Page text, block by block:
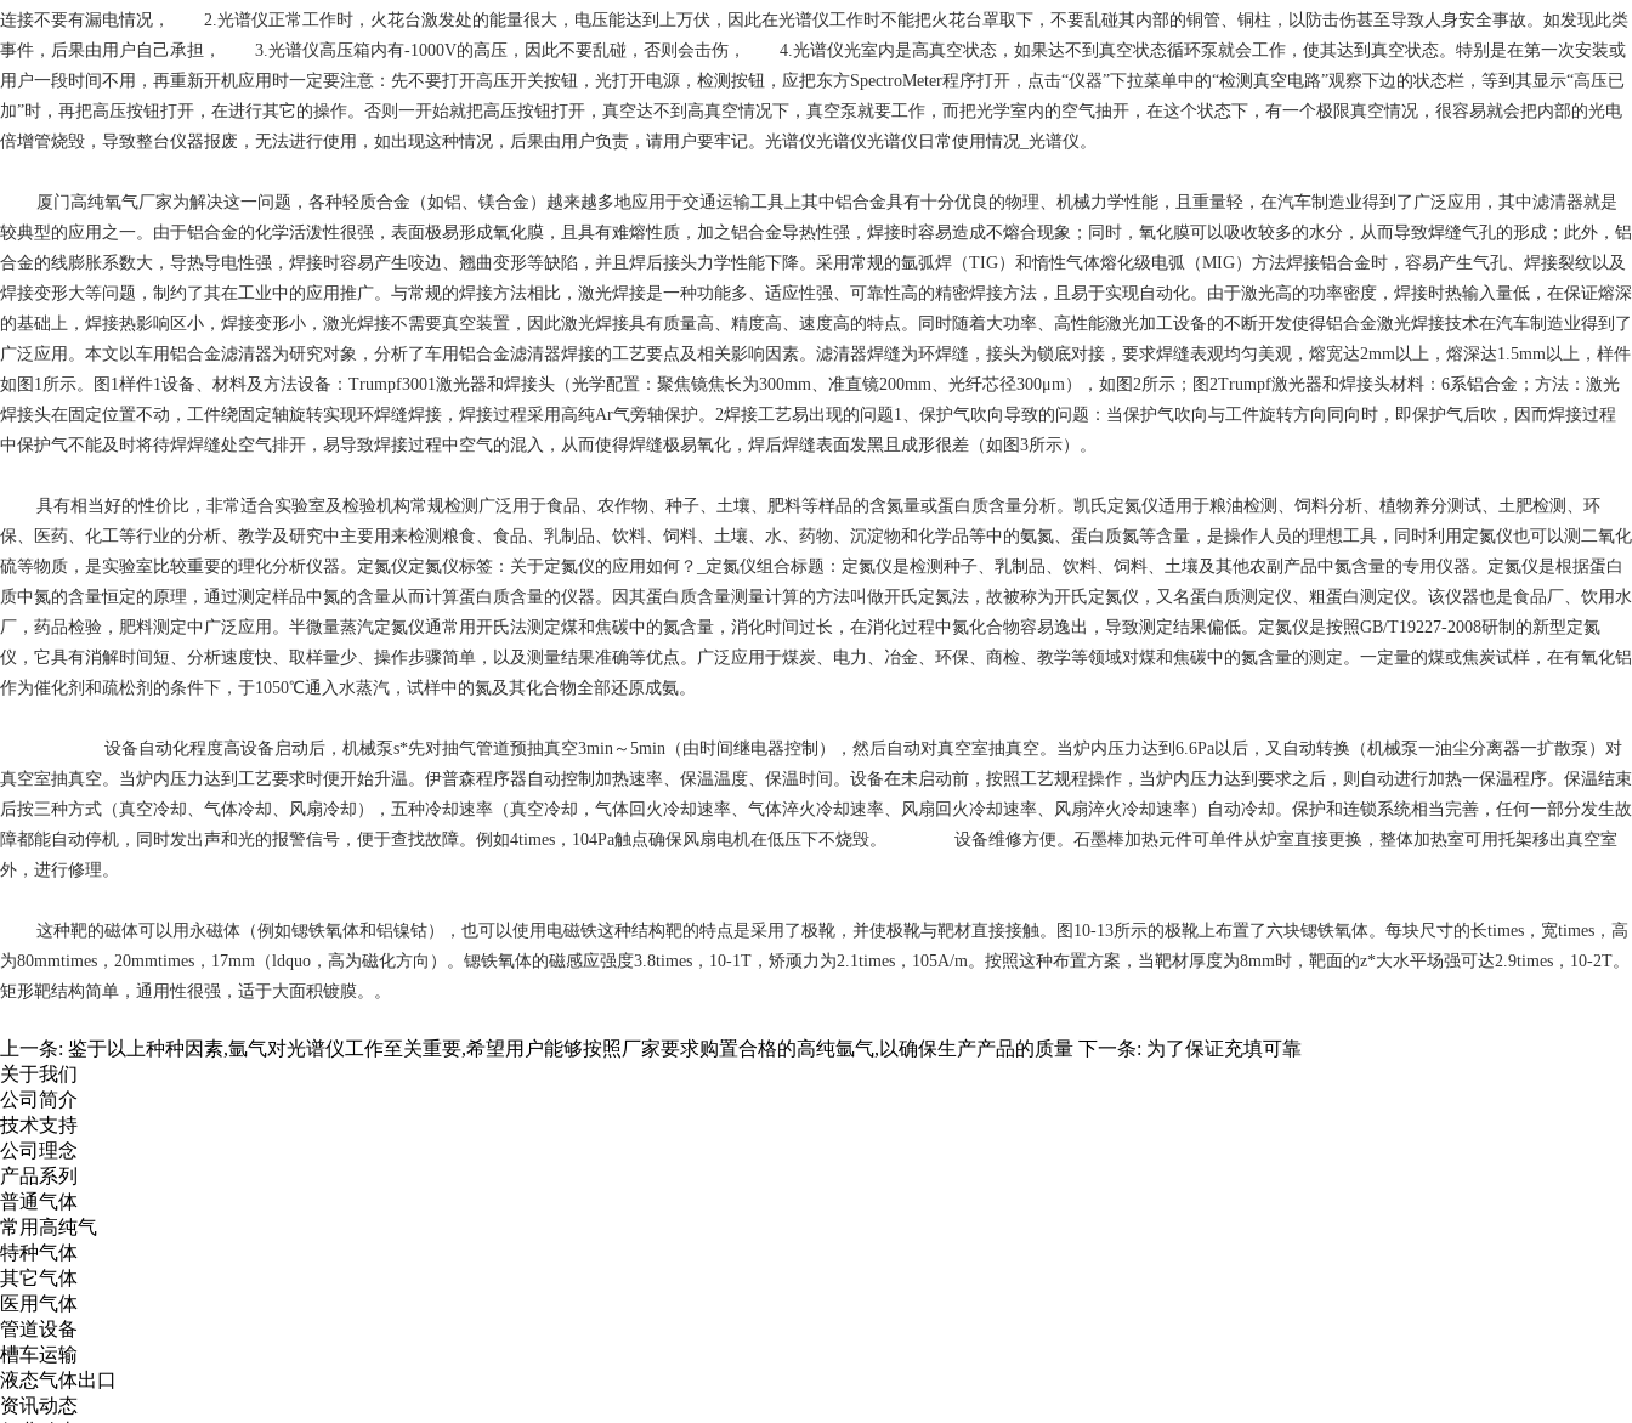
连接不要有漏电情况， 2.光谱仪正常工作时，火花台激发处的能量很大，电压能达到上万伏，因此在光谱仪工作时不能把火花台罩取下，不要乱碰其内部的铜管、铜柱，以防击伤甚至导致人身安全事故。如发现此类
事件，后果由用户自己承担， 3.光谱仪高压箱内有-1000V的高压，因此不要乱碰，否则会击伤， 4.光谱仪光室内是高真空状态，如果达不到真空状态循环泵就会工作，使其达到真空状态。特别是在第一次安装或
用户一段时间不用，再重新开机应用时一定要注意：先不要打开高压开关按钮，光打开电源，检测按钮，应把东方SpectroMeter程序打开，点击“仪器”下拉菜单中的“检测真空电路”观察下边的状态栏，等到其显示“高压已
加”时，再把高压按钮打开，在进行其它的操作。否则一开始就把高压按钮打开，真空达不到高真空情况下，真空泵就要工作，而把光学室内的空气抽开，在这个状态下，有一个极限真空情况，很容易就会把内部的光电
倍增管烧毁，导致整台仪器报废，无法进行使用，如出现这种情况，后果由用户负责，请用户要牢记。光谱仪光谱仪光谱仪日常使用情况_光谱仪。
厦门高纯氧气厂家为解决这一问题，各种轻质合金（如铝、镁合金）越来越多地应用于交通运输工具上其中铝合金具有十分优良的物理、机械力学性能，且重量轻，在汽车制造业得到了广泛应用，其中滤清器就是
较典型的应用之一。由于铝合金的化学活泼性很强，表面极易形成氧化膜，且具有难熔性质，加之铝合金导热性强，焊接时容易造成不熔合现象；同时，氧化膜可以吸收较多的水分，从而导致焊缝气孔的形成；此外，铝
合金的线膨胀系数大，导热导电性强，焊接时容易产生咬边、翘曲变形等缺陷，并且焊后接头力学性能下降。采用常规的氩弧焊（TIG）和惰性气体熔化级电弧（MIG）方法焊接铝合金时，容易产生气孔、焊接裂纹以及
焊接变形大等问题，制约了其在工业中的应用推广。与常规的焊接方法相比，激光焊接是一种功能多、适应性强、可靠性高的精密焊接方法，且易于实现自动化。由于激光高的功率密度，焊接时热输入量低，在保证熔深
的基础上，焊接热影响区小，焊接变形小，激光焊接不需要真空装置，因此激光焊接具有质量高、精度高、速度高的特点。同时随着大功率、高性能激光加工设备的不断开发使得铝合金激光焊接技术在汽车制造业得到了
广泛应用。本文以车用铝合金滤清器为研究对象，分析了车用铝合金滤清器焊接的工艺要点及相关影响因素。滤清器焊缝为环焊缝，接头为锁底对接，要求焊缝表观均匀美观，熔宽达2mm以上，熔深达1.5mm以上，样件
如图1所示。图1样件1设备、材料及方法设备：Trumpf3001激光器和焊接头（光学配置：聚焦镜焦长为300mm、准直镜200mm、光纤芯径300μm），如图2所示；图2Trumpf激光器和焊接头材料：6系铝合金；方法：激光
焊接头在固定位置不动，工件绕固定轴旋转实现环焊缝焊接，焊接过程采用高纯Ar气旁轴保护。2焊接工艺易出现的问题1、保护气吹向导致的问题：当保护气吹向与工件旋转方向同向时，即保护气后吹，因而焊接过程
中保护气不能及时将待焊焊缝处空气排开，易导致焊接过程中空气的混入，从而使得焊缝极易氧化，焊后焊缝表面发黑且成形很差（如图3所示）。
具有相当好的性价比，非常适合实验室及检验机构常规检测广泛用于食品、农作物、种子、土壤、肥料等样品的含氮量或蛋白质含量分析。凯氏定氮仪适用于粮油检测、饲料分析、植物养分测试、土肥检测、环
保、医药、化工等行业的分析、教学及研究中主要用来检测粮食、食品、乳制品、饮料、饲料、土壤、水、药物、沉淀物和化学品等中的氨氮、蛋白质氮等含量，是操作人员的理想工具，同时利用定氮仪也可以测二氧化
硫等物质，是实验室比较重要的理化分析仪器。定氮仪定氮仪标签：关于定氮仪的应用如何？_定氮仪组合标题：定氮仪是检测种子、乳制品、饮料、饲料、土壤及其他农副产品中氮含量的专用仪器。定氮仪是根据蛋白
质中氮的含量恒定的原理，通过测定样品中氮的含量从而计算蛋白质含量的仪器。因其蛋白质含量测量计算的方法叫做开氏定氮法，故被称为开氏定氮仪，又名蛋白质测定仪、粗蛋白测定仪。该仪器也是食品厂、饮用水
厂，药品检验，肥料测定中广泛应用。半微量蒸汽定氮仪通常用开氏法测定煤和焦碳中的氮含量，消化时间过长，在消化过程中氮化合物容易逸出，导致测定结果偏低。定氮仪是按照GB/T19227-2008研制的新型定氮
仪，它具有消解时间短、分析速度快、取样量少、操作步骤简单，以及测量结果准确等优点。广泛应用于煤炭、电力、冶金、环保、商检、教学等领域对煤和焦碳中的氮含量的测定。一定量的煤或焦炭试样，在有氧化铝
作为催化剂和疏松剂的条件下，于1050℃通入水蒸汽，试样中的氮及其化合物全部还原成氨。
设备自动化程度高设备启动后，机械泵s*先对抽气管道预抽真空3min～5min（由时间继电器控制），然后自动对真空室抽真空。当炉内压力达到6.6Pa以后，又自动转换（机械泵一油尘分离器一扩散泵）对
真空室抽真空。当炉内压力达到工艺要求时便开始升温。伊普森程序器自动控制加热速率、保温温度、保温时间。设备在未启动前，按照工艺规程操作，当炉内压力达到要求之后，则自动进行加热一保温程序。保温结束
后按三种方式（真空冷却、气体冷却、风扇冷却），五种冷却速率（真空冷却，气体回火冷却速率、气体淬火冷却速率、风扇回火冷却速率、风扇淬火冷却速率）自动冷却。保护和连锁系统相当完善，任何一部分发生故
障都能自动停机，同时发出声和光的报警信号，便于查找故障。例如4times，104Pa触点确保风扇电机在低压下不烧毁。 设备维修方便。石墨棒加热元件可单件从炉室直接更换，整体加热室可用托架移出真空室
外，进行修理。
这种靶的磁体可以用永磁体（例如锶铁氧体和铝镍钴），也可以使用电磁铁这种结构靶的特点是采用了极靴，并使极靴与靶材直接接触。图10-13所示的极靴上布置了六块锶铁氧体。每块尺寸的长times，宽times，高
为80mmtimes，20mmtimes，17mm（ldquo，高为磁化方向）。锶铁氧体的磁感应强度3.8times，10-1T，矫顽力为2.1times，105A/m。按照这种布置方案，当靶材厚度为8mm时，靶面的z*大水平场强可达2.9times，10-2T。
矩形靶结构简单，通用性很强，适于大面积镀膜。。
上一条: 鉴于以上种种因素,氩气对光谱仪工作至关重要,希望用户能够按照厂家要求购置合格的高纯氩气,以确保生产产品的质量 下一条: 为了保证充填可靠
关于我们
公司简介
技术支持
公司理念
产品系列
普通气体
常用高纯气
特种气体
其它气体
医用气体
管道设备
槽车运输
液态气体出口
资讯动态